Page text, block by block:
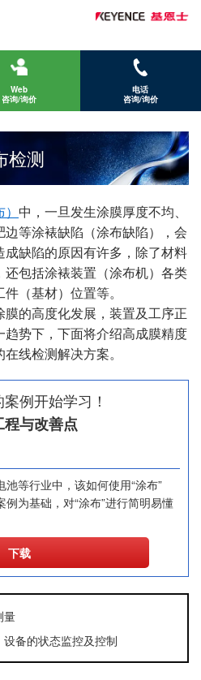
Web
咨询/询价
电话
咨询/询价
检测
中，一旦发生涂膜厚度不均、
等涂裱缺陷（涂布缺陷），会
缺陷的原因有许多，除了材料
包括涂裱装置（涂布机）各类
（基材）位置等。
的高度化发展，装置及工序正
势下，下面将介绍高成膜精度
线检测解决方案。
例开始学习！
与改善点
等行业中，该如何使用“涂布”
为基础，对“涂布”进行简明易懂
下载
量
备的状态监控及控制